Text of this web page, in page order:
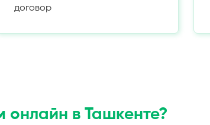
договор
онлайн в Ташкенте?